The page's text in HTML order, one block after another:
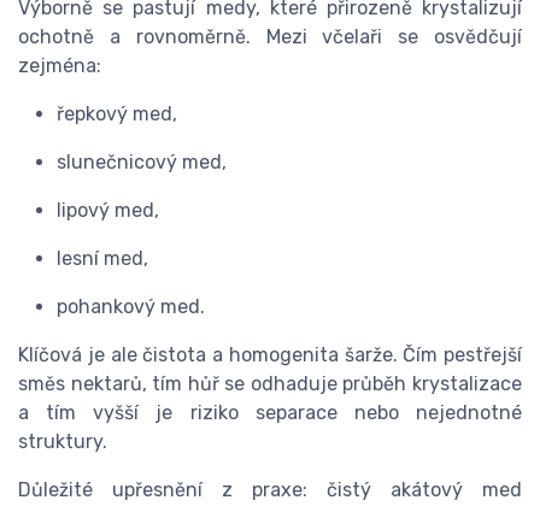
Výborně se pastují medy, které přirozeně krystalizují
ochotně a rovnoměrně. Mezi včelaři se osvědčují
zejména:
řepkový med,
slunečnicový med,
lipový med,
lesní med,
pohankový med.
Klíčová je ale čistota a homogenita šarže. Čím pestřejší
směs nektarů, tím hůř se odhaduje průběh krystalizace
a tím vyšší je riziko separace nebo nejednotné
struktury.
Důležité upřesnění z praxe: čistý akátový med